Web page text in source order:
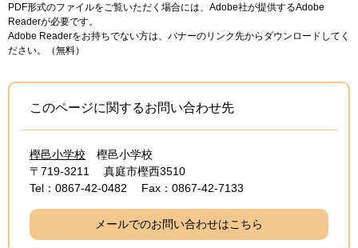
PDF形式のファイルをご覧いただく場合には、Adobe社が提供するAdobe
Readerが必要です。
Adobe Readerをお持ちでない方は、バナーのリンク先からダウンロードしてく
ださい。（無料）
このページに関するお問い合わせ先
樫邑小学校
樫邑小学校
〒719-3211
真庭市樫西3510
Tel：0867-42-0482
Fax：0867-42-7133
メールでのお問い合わせはこちら